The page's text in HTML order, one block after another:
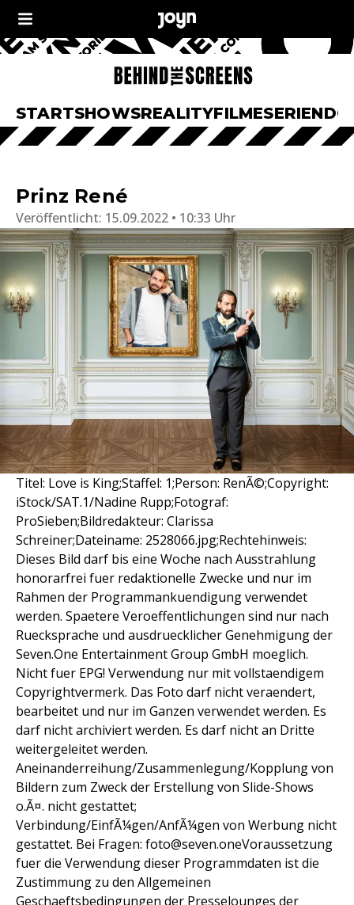
STARTSHOWSREALITYFILMESERIEN
Prinz René
Veröffentlicht: 15.09.2022 • 10:33 Uhr
Titel: Love is King;Staffel: 1;Person: RenÃ©;Copyright:
iStock/SAT.1/Nadine Rupp;Fotograf:
ProSieben;Bildredakteur: Clarissa
Schreiner;Dateiname: 2528066.jpg;Rechtehinweis:
Dieses Bild darf bis eine Woche nach Ausstrahlung
honorarfrei fuer redaktionelle Zwecke und nur im
Rahmen der Programmankuendigung verwendet
werden. Spaetere Veroeffentlichungen sind nur nach
Ruecksprache und ausdruecklicher Genehmigung der
Seven.One Entertainment Group GmbH moeglich.
Nicht fuer EPG! Verwendung nur mit vollstaendigem
Copyrightvermerk. Das Foto darf nicht veraendert,
bearbeitet und nur im Ganzen verwendet werden. Es
darf nicht archiviert werden. Es darf nicht an Dritte
weitergeleitet werden.
Aneinanderreihung/Zusammenlegung/Kopplung von
Bildern zum Zweck der Erstellung von Slide-Shows
o.Ã¤. nicht gestattet;
Verbindung/EinfÃ¼gen/AnfÃ¼gen von Werbung nicht
gestattet. Bei Fragen: foto@seven.oneVoraussetzung
fuer die Verwendung dieser Programmdaten ist die
Zustimmung zu den Allgemeinen
Geschaeftsbedingungen der Presselounges der